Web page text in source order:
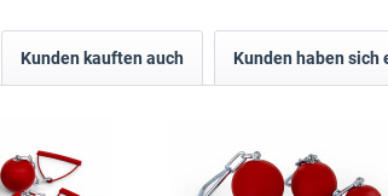
Kunden kauften auch Kunden haben sich